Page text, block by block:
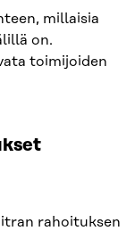
millaisia
on.
toimijoiden
rahoituksen